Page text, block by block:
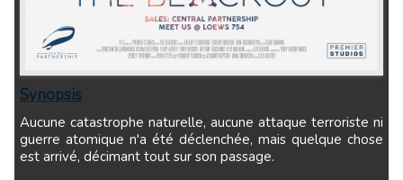
Synopsis
Aucune catastrophe naturelle, aucune attaque terroriste ni
guerre atomique n'a été déclenchée, mais quelque chose
est arrivé, décimant tout sur son passage.